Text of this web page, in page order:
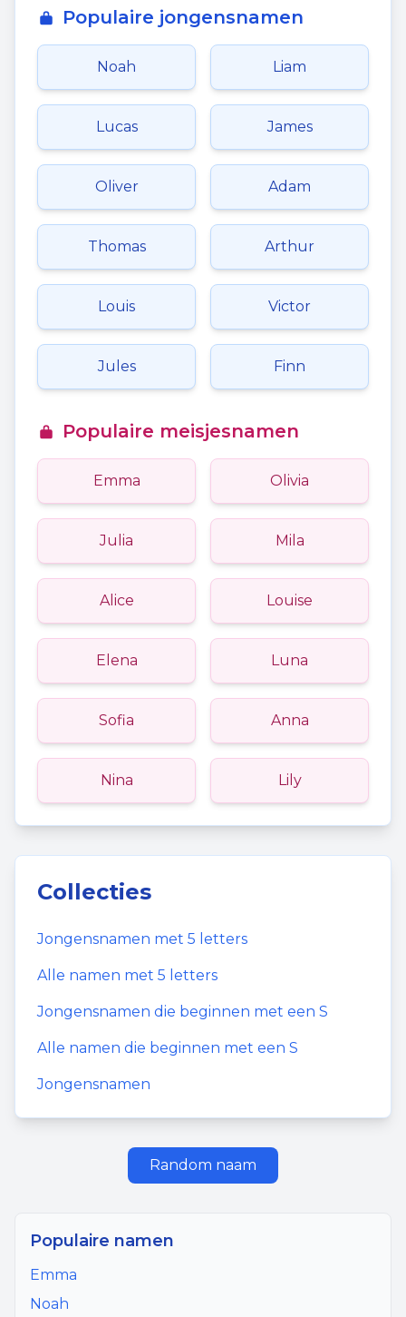
Populaire jongensnamen
Noah Liam
Lucas James
Oliver Adam
Thomas Arthur
Louis Victor
Jules Finn
Populaire meisjesnamen
Emma Olivia
Julia Mila
Alice Louise
Elena Luna
Sofia Anna
Nina Lily
Collecties
Jongensnamen met 5 letters
Alle namen met 5 letters
Jongensnamen die beginnen met een S
Alle namen die beginnen met een S
Jongensnamen
Random naam
Populaire namen
Emma
Noah